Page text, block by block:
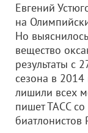
Евгений
на
Но
вещество
результаты с
сезона в 2014
лишили всех
пишет ТАСС
биатлонистов